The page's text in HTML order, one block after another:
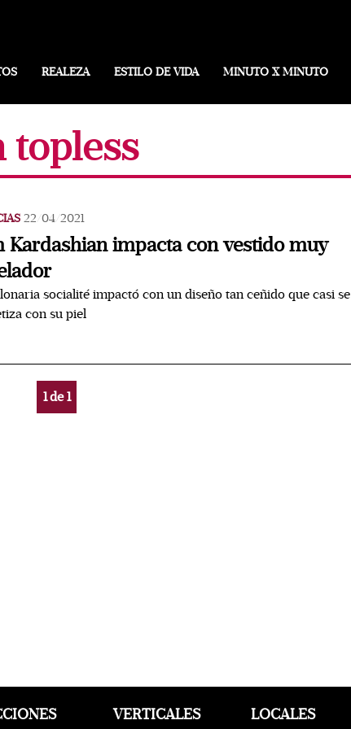
REALEZA ESTILO DE VIDA MINUTO X MINUTO
topless
22/04/2021
Kardashian impacta con vestido muy
socialité impactó con un diseño tan ceñido que casi se
con su piel
1de1
VERTICALES LOCALES